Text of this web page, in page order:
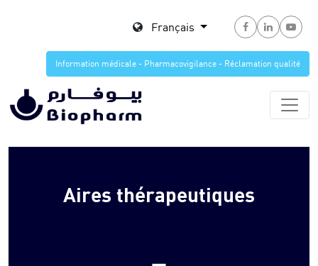
Français
Information médicale - Pharmacovigilance - Réclamation qualité
Aires thérapeutiques